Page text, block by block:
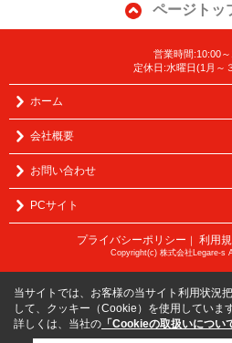
ページトッ
営業時間:10:00
定休日:水曜日(1月～
ホーム
会社概要
お問い合わせ
PCサイト
プライバシーポリシー ｜ 利用
Copyright(c) 株式会社Legare-s
当サイトでは、お客様の当サイト利用状況
して、クッキー（Cookie）を使用しています
詳しくは、当社の 「Cookieの取扱いについ